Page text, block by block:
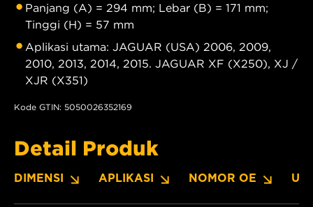
Panjang (A) = 294 mm; Lebar (B) = 171 mm;
Tinggi (H) = 57 mm
Aplikasi utama: JAGUAR (USA) 2006, 2009,
2010, 2013, 2014, 2015. JAGUAR XF (X250), XJ /
XJR (X351)
Kode GTIN: 5050026352169
Detail Produk
DIMENSI APLIKASI NOMOR OE